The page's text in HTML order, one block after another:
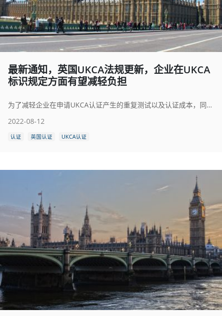
最新通知，英国UKCA法规更新，企业在UKCA
标识规定方面有望减轻负担
为了减轻企业在申请UKCA认证产生的重复测试以及认证成本，同时缓解合格评定机构（CAB）对年底合格评定服务需求可能增多的状况，近日，英国政府宣布拟出台一项关于UKCA的新规。
2022-08-12
认证 英国认证 UKCA认证